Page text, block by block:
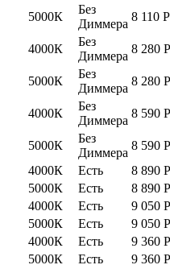
5000К
Без
Диммера
8 110 Р
4000К
Без
Диммера
8 280 Р
5000К
Без
Диммера
8 280 Р
4000К
Без
Диммера
8 590 Р
5000К
Без
Диммера
8 590 Р
4000К Есть 8 890 Р
5000К Есть 8 890 Р
4000К Есть 9 050 Р
5000К Есть 9 050 Р
4000К Есть 9 360 Р
5000К Есть 9 360 Р